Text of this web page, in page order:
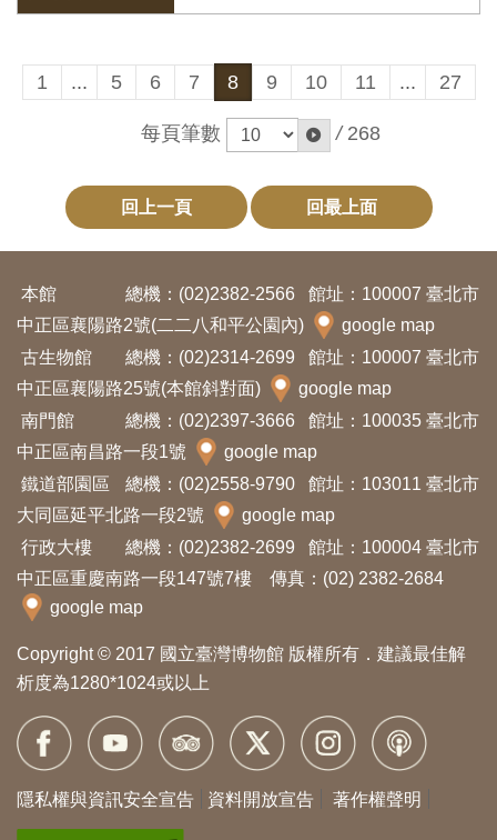
1 ... 5 6 7 8 9 10 11 ... 27
每頁筆數 / 268
回上一頁 回最上面
本館 總機：(02)2382-2566
館址：100007 臺北市
中正區襄陽路2號(二二八和平公園內)
google map
古生物館
總機：(02)2314-2699
館址：100007 臺北市
中正區襄陽路25號(本館斜對面)
google map
南門館
總機：(02)2397-3666
館址：100035 臺北市
中正區南昌路一段1號
google map
鐵道部園區
總機：(02)2558-9790
館址：103011 臺北市
大同區延平北路一段2號
google map
行政大樓
總機：(02)2382-2699
館址：100004 臺北市
中正區重慶南路一段147號7樓 傳真：(02) 2382-2684
google map
Copyright © 2017 國立臺灣博物館 版權所有．建議最佳解
析度為1280*1024或以上
隱私權與資訊安全宣告 資料開放宣告 著作權聲明